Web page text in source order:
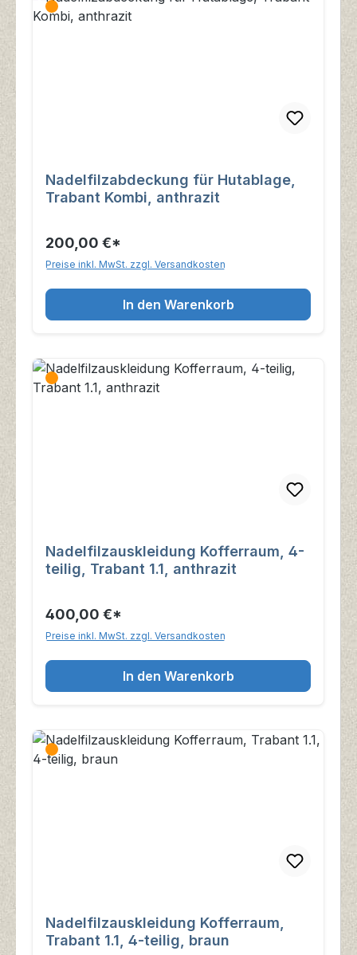
Nadelfilzabdeckung für Hutablage,
Trabant Kombi, anthrazit
200,00 €*
Preise inkl. MwSt. zzgl. Versandkosten
In den Warenkorb
Nadelfilzauskleidung Kofferraum, 4-
teilig, Trabant 1.1, anthrazit
400,00 €*
Preise inkl. MwSt. zzgl. Versandkosten
In den Warenkorb
Nadelfilzauskleidung Kofferraum,
Trabant 1.1, 4-teilig, braun